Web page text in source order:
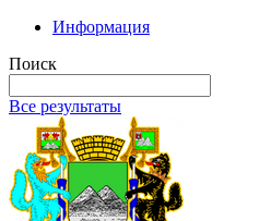
Информация
Поиск
Все результаты